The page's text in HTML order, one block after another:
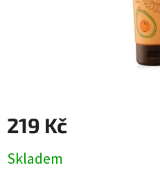
219 Kč
cena:
Skladem